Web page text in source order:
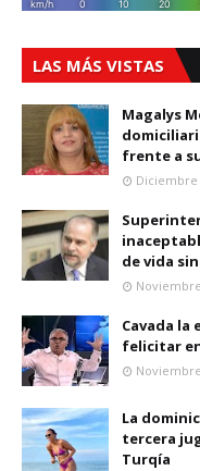
LAS MÁS VISTAS
Magalys
frente a
Diciembre
de vida
Cavada
felicitar
La
tercera
Turqía